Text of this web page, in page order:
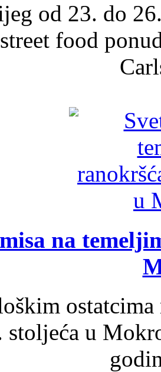
od 23. do
food
na
stoljeća u